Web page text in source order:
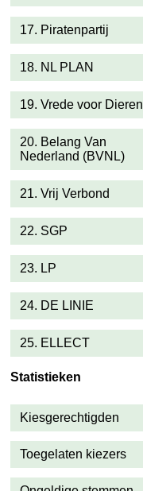
17. Piratenpartij
18. NL PLAN
19. Vrede voor Dieren
20. Belang Van
Nederland (BVNL)
21. Vrij Verbond
22. SGP
23. LP
24. DE LINIE
25. ELLECT
Statistieken
Kiesgerechtigden
Toegelaten kiezers